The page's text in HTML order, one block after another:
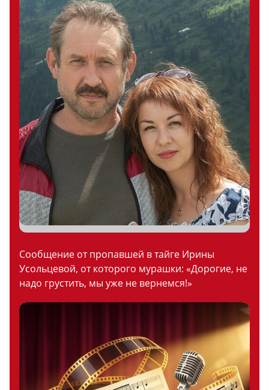
Сообщение от пропавшей в тайге Ирины
Усольцевой, от которого мурашки: «Дорогие, не
надо грустить, мы уже не вернемся!»